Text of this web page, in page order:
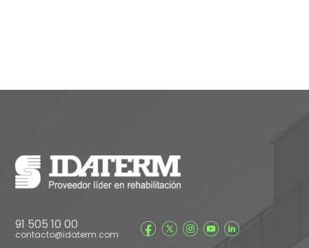
91 505 10 00
contacto@idaterm.com